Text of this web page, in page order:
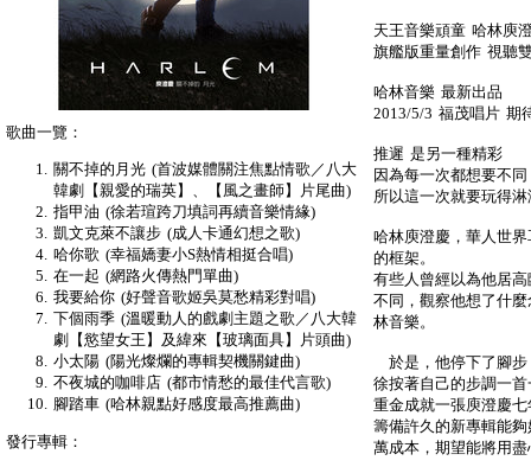
天王音樂頑童 哈林庾
旗艦版重量創作 視聽
哈林音樂 最新出品
2013/5/3 福茂唱片 期
推遲 是另一種精彩
因為每一次都想要不同
所以這一次就要玩得
哈林庾澄慶，華人世
的框架。
有些人曾經以為他居
不同，觀察他想了什
林音樂。
於是，他停下了腳步
徐按著自己的步調一
重金成就一張庾澄慶
籌備許久的新專輯能
萬成本，期望能將用
歌曲一覽：
關不掉的月光 (首波媒體關注焦點情歌／八大
韓劇【親愛的瑞英】、【風之畫師】片尾曲)
指甲油 (徐若瑄跨刀填詞再續音樂情緣)
凱文克萊不讓步 (成人卡通幻想之歌)
哈你歌 (幸福嬌妻小S熱情相挺合唱)
在一起 (網路火傳熱門單曲)
我要給你 (好聲音歌姬吳莫愁精彩對唱)
下個雨季 (溫暖動人的戲劇主題之歌／八大韓
劇【慾望女王】及緯來【玻璃面具】片頭曲)
小太陽 (陽光燦爛的專輯契機關鍵曲)
不夜城的咖啡店 (都市情愁的最佳代言歌)
腳踏車 (哈林親點好感度最高推薦曲)
發行專輯：